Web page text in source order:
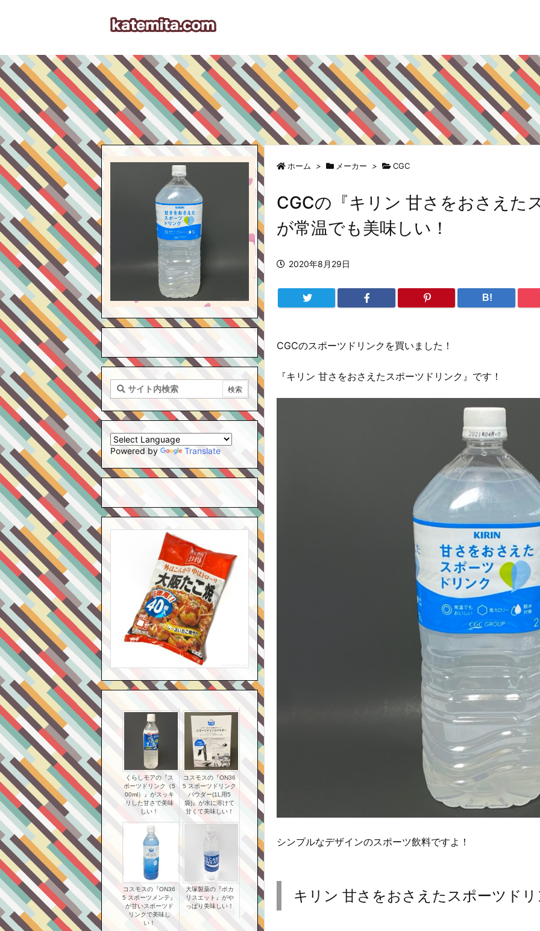
ホーム > メーカー > CGC
CGCの『キリン 甘さをおさえた
が常温でも美味しい！
2020年8月29日
B!
CGCのスポーツドリンクを買いました！
『キリン 甘さをおさえたスポーツドリンク』です！
シンプルなデザインのスポーツ飲料ですよ！
キリン 甘さをおさえたスポーツド
Powered by Translate
くらしモアの『ス
ポーツドリンク（5
00ml）』がスッキ
リした甘さで美味
しい！
コスモスの『ON36
5 スポーツドリンク
パウダー(1L用5
袋)』が水に溶けて
甘くて美味しい！
コスモスの『ON36
5 スポーツメンテ』
が甘いスポーツド
リンクで美味し
い！
大塚製薬の『ポカ
リスエット』がや
っぱり美味しい！